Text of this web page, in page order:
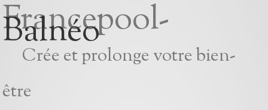
Francepool-
Balnéo
Crée et prolonge votre bien-
être